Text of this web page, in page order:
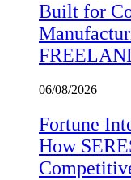
Built for
06/08/2026
Fortune
How